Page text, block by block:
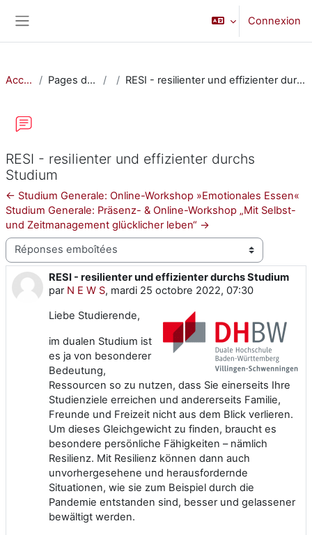
Connexion
Accueil Pages du site RESI - resilienter und effizienter durchs Studium
RESI - resilienter und effizienter durchs
Studium
← Studium Generale: Online-Workshop »Emotionales Essen«
Studium Generale: Präsenz- & Online-Workshop „Mit Selbst-
und Zeitmanagement glücklicher leben“ →
Type d’affichage
RESI - resilienter und effizienter durchs Studium
par N E W S, mardi 25 octobre 2022, 07:30
Nombre de réponses : 0
Liebe Studierende,
im dualen Studium ist
es ja von besonderer
Bedeutung,
Ressourcen so zu nutzen, dass Sie einerseits Ihre
Studienziele erreichen und andererseits Familie,
Freunde und Freizeit nicht aus dem Blick verlieren.
Um dieses Gleichgewicht zu finden, braucht es
besondere persönliche Fähigkeiten – nämlich
Resilienz. Mit Resilienz können dann auch
unvorhergesehene und herausfordernde
Situationen, wie sie zum Beispiel durch die
Pandemie entstanden sind, besser und gelassener
bewältigt werden.